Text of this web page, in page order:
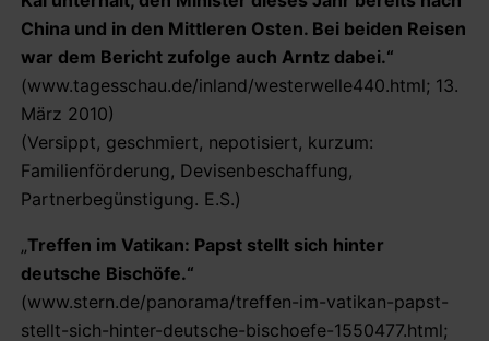
China und in den Mittleren Osten. Bei beiden Reisen
war dem Bericht zufolge auch Arntz dabei.“
(www.tagesschau.de/inland/westerwelle440.html; 13.
März 2010)
(Versippt, geschmiert, nepotisiert, kurzum:
Familienförderung, Devisenbeschaffung,
Partnerbegünstigung. E.S.)
„Treffen im Vatikan: Papst stellt sich hinter
deutsche Bischöfe.“
(www.stern.de/panorama/treffen-im-vatikan-papst-
stellt-sich-hinter-deutsche-bischoefe-1550477.html;